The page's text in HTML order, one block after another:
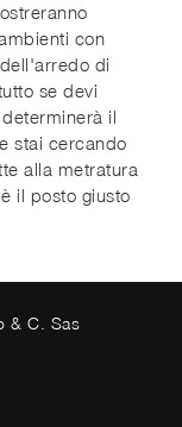
con
di
se devi
il
stai cercando
alla metratura
il posto giusto
& C. Sas